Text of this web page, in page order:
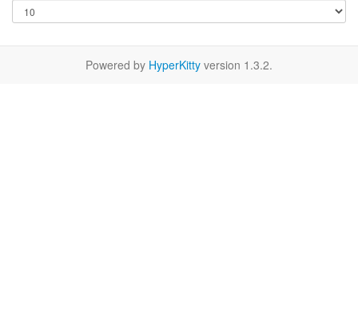
Powered by HyperKitty version 1.3.2.